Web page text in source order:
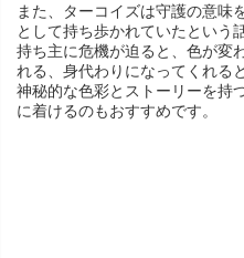
また、ターコイズは守護の意味
として持ち歩かれていたという
持ち主に危機が迫ると、色が変
れる、身代わりになってくれる
神秘的な色彩とストーリーを持
に着けるのもおすすめです。